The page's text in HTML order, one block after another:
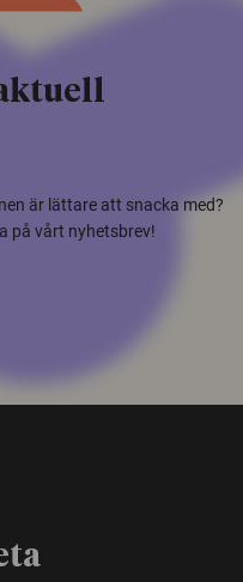
är lättare att snacka med?
på vårt nyhetsbrev!